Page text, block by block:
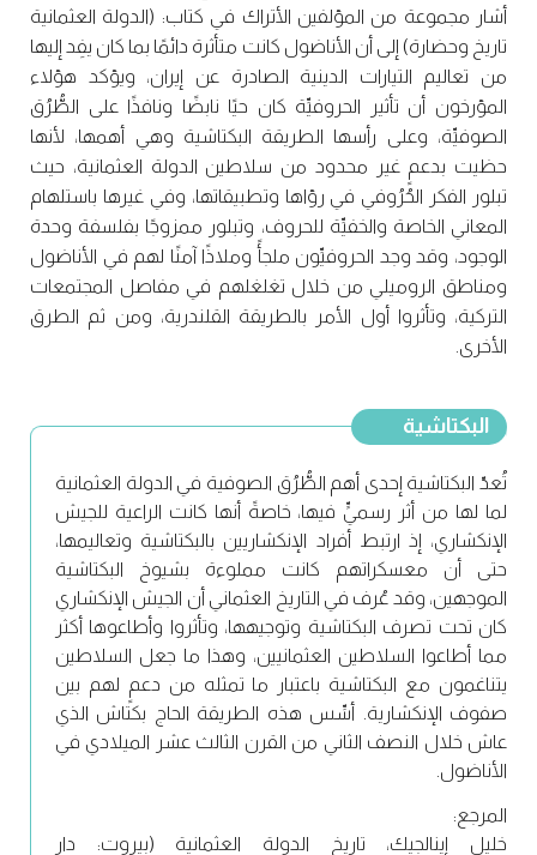
أشار مجموعة من المؤلفين الأتراك في كتاب: (الدولة العثمانية
تاريخ وحضارة) إلى أن الأناضول كانت متأثرة دائمًا بما كان يفِد إليها
من تعاليم التيارات الدينية الصادرة عن إيران، ويؤكد هؤلاء
المؤرخون أن تأثير الحروفيِّة كان حيًا نابضًا ونافذًا على الطُّرُق
الصوفيِّة، وعلى رأسها الطريقة البكتاشية وهي أهمها، لأنها
حظيت بدعمٍ غير محدود من سلاطين الدولة العثمانية، حيث
تبلور الفكر الحُرُوفي في رؤاها وتطبيقاتها، وفي غيرها باستلهام
المعاني الخاصة والخفيِّة للحروف، وتبلور ممزوجًا بفلسفة وحدة
الوجود، وقد وجد الحروفيِّون ملجأً وملاذًا آمنًا لهم في الأناضول
ومناطق الروميلي من خلال تغلغلهم في مفاصل المجتمعات
التركية، وتأثروا أول الأمر بالطريقة القلندرية، ومن ثم الطرق
الأخرى.
البكتاشية
تُعدّ البكتاشية إحدى أهم الطُّرُق الصوفية في الدولة العثمانية
لما لها من أثر رسميٍّ فيها، خاصةً أنها كانت الراعية للجيش
الإنكشاري، إذ ارتبط أفراد الإنكشاريين بالبكتاشية وتعاليمها،
حتى أن معسكراتهم كانت مملوءة بشيوخ البكتاشية
الموجهين، وقد عُرف في التاريخ العثماني أن الجيش الإنكشاري
كان تحت تصرف البكتاشية وتوجيهها، وتأثروا وأطاعوها أكثر
مما أطاعوا السلاطين العثمانيين، وهذا ما جعل السلاطين
يتناغمون مع البكتاشية باعتبار ما تمثله من دعمٍ لهم بين
صفوف الإنكشارية. أسِّس هذه الطريقة الحاج بكتاش الذي
عاش خلال النصف الثاني من القرن الثالث عشر الميلادي في
الأناضول.
المرجع:
خليل إينالجيك، تاريخ الدولة العثمانية (بيروت: دار